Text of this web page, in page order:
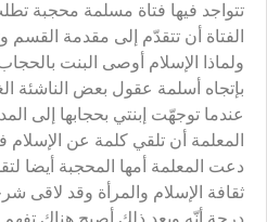
تتواجد فيها فتاة مسلمة محجبة
الفتاة أن تتقدّم إلى مقدمة
ولماذا الإسلام أوصى البنت
بإتجاه أسلمة عقول بعض الناشئة
عندما توجهّت إبنتي بحجابها إلى
المعلمة أن تلقي كلمة عن
دعت المعلمة أمها المحجبة أيضا
ثقافة الإسلام والمرأة وقد لاقى